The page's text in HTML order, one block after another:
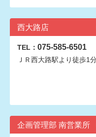
西大路店
TEL： 075-585-6501
ＪＲ西大路駅より徒歩1
企画管理部 南営業所